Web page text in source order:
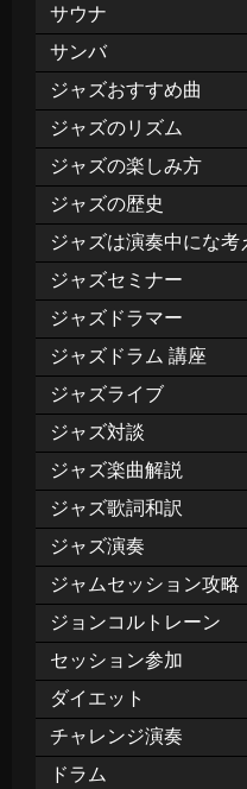
サウナ
サンバ
ジャズおすすめ曲
ジャズのリズム
ジャズの楽しみ方
ジャズの歴史
ジャズは演奏中にな考
ジャズセミナー
ジャズドラマー
ジャズドラム 講座
ジャズライブ
ジャズ対談
ジャズ楽曲解説
ジャズ歌詞和訳
ジャズ演奏
ジャムセッション攻略
ジョンコルトレーン
セッション参加
ダイエット
チャレンジ演奏
ドラム